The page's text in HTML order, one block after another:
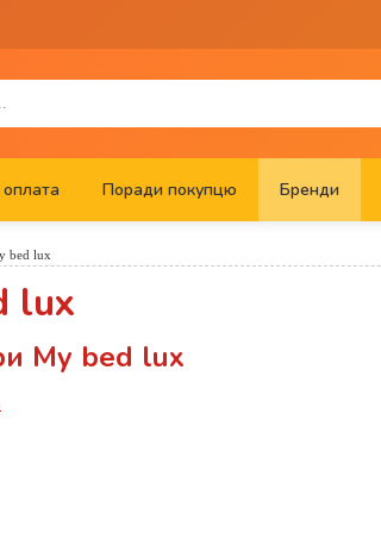
Поради покупцю Бренди
bed lux
lux
My bed lux